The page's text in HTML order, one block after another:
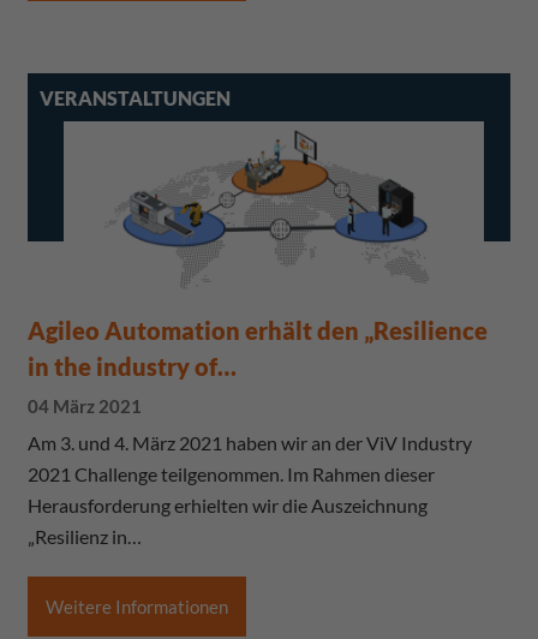
VERANSTALTUNGEN
Agileo Automation erhält den „Resilience
in the industry of…
04 März 2021
Am 3. und 4. März 2021 haben wir an der ViV Industry
2021 Challenge teilgenommen. Im Rahmen dieser
Herausforderung erhielten wir die Auszeichnung
„Resilienz in…
Weitere Informationen